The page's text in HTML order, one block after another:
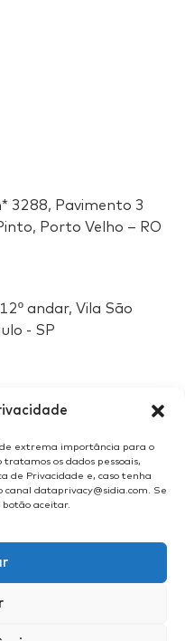
extrema importância para o
os dados pessoais,
de Privacidade e, caso tenha
dataprivacy@sidia.com. Se
botão aceitar.
3288, Pavimento 3
Porto Velho – RO
andar, Vila São
- SP